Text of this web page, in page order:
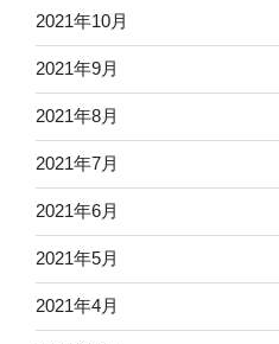
2021年10月
2021年9月
2021年8月
2021年7月
2021年6月
2021年5月
2021年4月